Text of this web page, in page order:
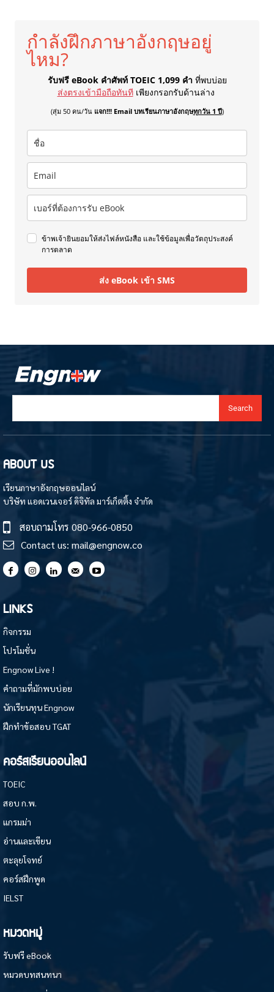
กำลังฝึกภาษาอังกฤษอยู่
ไหม?
รับฟรี eBook คำศัพท์ TOEIC 1,099 คำ ที่พบบ่อย
ส่งตรงเข้ามือถือทันที เพียงกรอกรับด้านล่าง
(สุ่ม 50 คน/วัน แจก!!! Email บทเรียนภาษาอังกฤษทุกวัน 1 ปี)
ข้าพเจ้ายินยอมให้ส่งไฟล์หนังสือ และใช้ข้อมูลเพื่อวัตถุประสงค์
การตลาด
ส่ง eBook เข้า SMS
Search
ABOUT US
เรียนภาษาอังกฤษออนไลน์
บริษัท แอดเวนเจอร์ ดิจิทัล มาร์เก็ตติ้ง จำกัด
สอบถามโทร 080-966-0850
Contact us: mail@engnow.co
LINKS
กิจกรรม
โปรโมชั่น
Engnow Live !
คำถามที่มักพบบ่อย
นักเรียนทุน Engnow
ฝึกทำข้อสอบ TGAT
คอร์สเรียนออนไลน์
TOEIC
สอบ ก.พ.
แกรมม่า
อ่านและเขียน
ตะลุยโจทย์
คอร์สฝึกพูด
IELST
หมวดหมู่
รับฟรี eBook
หมวดบทสนทนา